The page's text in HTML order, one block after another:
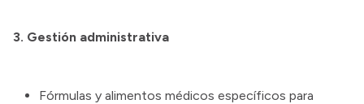
3. Gestión administrativa
Fórmulas y alimentos médicos específicos para